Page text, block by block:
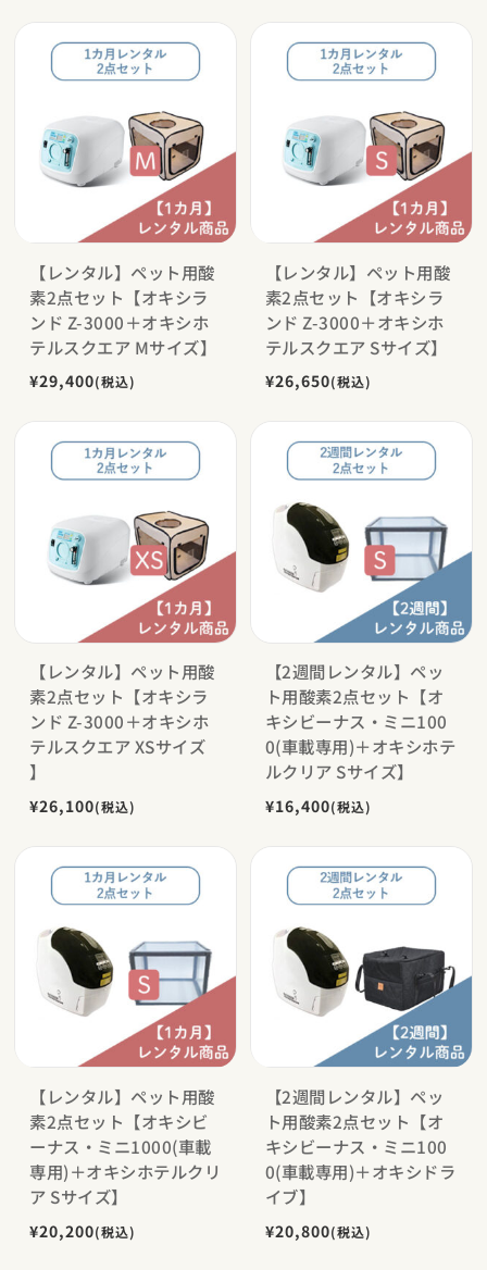
【レンタル】ペット用酸
素2点セット【オキシラ
ンド Z-3000＋オキシホ
テルスクエア Mサイズ】
¥29,400(税込)
【レンタル】ペット用酸
素2点セット【オキシラ
ンド Z-3000＋オキシホ
テルスクエア Sサイズ】
¥26,650(税込)
【レンタル】ペット用酸
素2点セット【オキシラ
ンド Z-3000＋オキシホ
テルスクエア XSサイズ
】
¥26,100(税込)
【2週間レンタル】ペッ
ト用酸素2点セット【オ
キシビーナス・ミニ100
0(車載専用)＋オキシホテ
ルクリア Sサイズ】
¥16,400(税込)
【レンタル】ペット用酸
素2点セット【オキシビ
ーナス・ミニ1000(車載
専用)＋オキシホテルクリ
ア Sサイズ】
¥20,200(税込)
【2週間レンタル】ペッ
ト用酸素2点セット【オ
キシビーナス・ミニ100
0(車載専用)＋オキシドラ
イブ】
¥20,800(税込)